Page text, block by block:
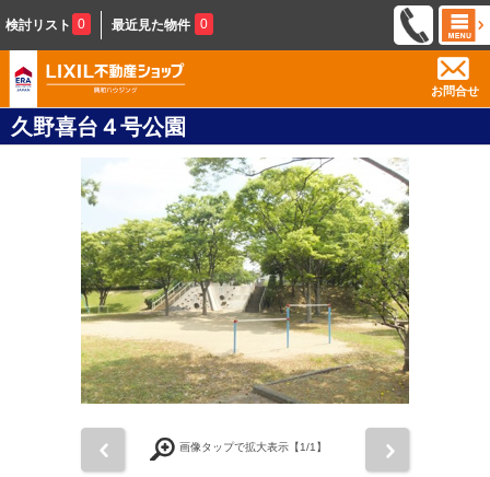
検討リスト 0 最近見た物件 0
お問合せ
久野喜台４号公園
画像タップで拡大表示【1/1】